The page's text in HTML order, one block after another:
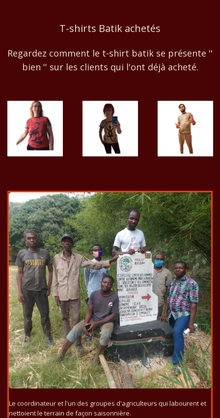
T-shirts Batik achetés
Regardez comment le t-shirt batik se présente ''
bien '' sur les clients qui l'ont déjà acheté.
Le coordinateur et l'un des groupes d'agriculteurs qui labourent et
nettoient le terrain de façon saisonnière.